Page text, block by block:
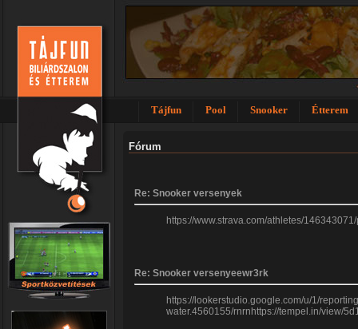
Tájfun Pool Snooker Étterem
Fórum
Re: Snooker versenyek
https://www.strava.com/athletes/
Re: Snooker versenyeewr3rk
https://lookerstudio.google.com/u/1/
water.4560155/rnrnhttps://tempel.in/view/